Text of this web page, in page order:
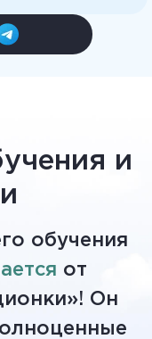
и
обучения
от
Он